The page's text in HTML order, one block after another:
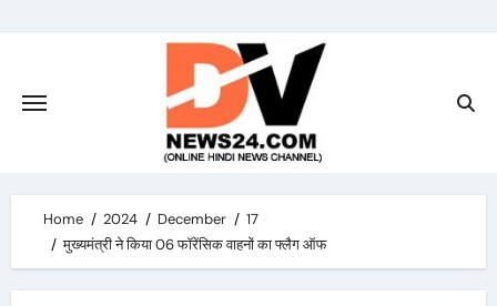
Home 2024 December
17
मुख्यमंत्री ने किया 06 फॉरेंसिक वाहनों का फ्लैग ऑफ